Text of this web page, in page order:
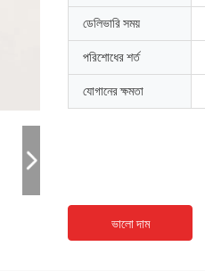
ডেলিভারি সময়
পরিশোধের শর্ত
যোগানের ক্ষমতা
ভালো দাম